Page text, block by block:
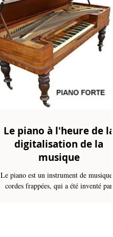
Le piano à l'heure de la
digitalisation de la
musique
Le piano est un instrument de musique à
cordes frappées, qui a été inventé par